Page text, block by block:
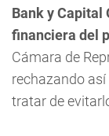
Bank y Capital
financiera del
Cámara de
rechazando
tratar de